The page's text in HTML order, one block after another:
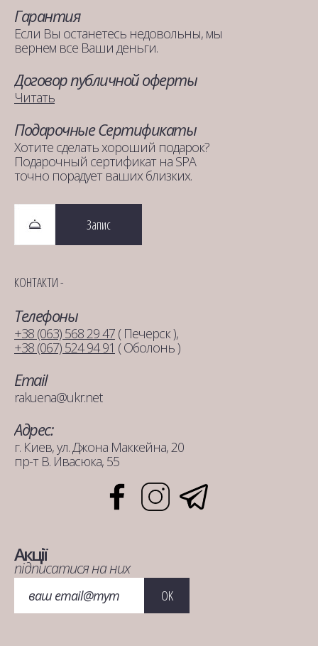
Гарантия
Если Вы останетесь недовольны, мы
вернем все Ваши деньги.
Договор публичной оферты
Читать
Подарочные Сертификаты
Хотите сделать хороший подарок?
Подарочный сертификат на SPA
точно порадует ваших близких.
Запис
КОНТАКТИ -
Телефоны
+38 (063) 568 29 47 ( Печерск ),
+38 (067) 524 94 91 ( Оболонь )
Email
rakuena@ukr.net
Адрес:
г. Киев, ул. Джона Маккейна, 20
пр-т В. Ивасюка, 55
Акції
підписатися на них
OK